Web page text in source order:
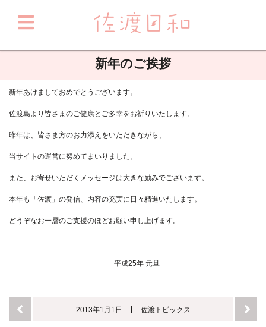
新年のご挨拶
新年あけましておめでとうございます。
佐渡島より皆さまのご健康とご多幸をお祈りいたします。
昨年は、皆さま方のお力添えをいただきながら、
当サイトの運営に努めてまいりました。
また、お寄せいただくメッセージは大きな励みでございます。
本年も「佐渡」の発信、内容の充実に日々精進いたします。
どうぞなお一層のご支援のほどお願い申し上げます。
平成25年 元旦
2013年1月1日 佐渡トピックス